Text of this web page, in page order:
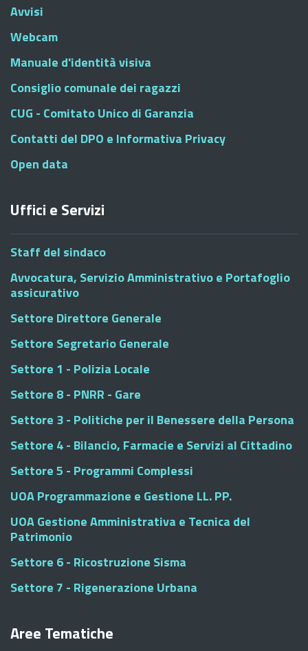
Avvisi
Webcam
Manuale d'identità visiva
Consiglio comunale dei ragazzi
CUG - Comitato Unico di Garanzia
Contatti del DPO e Informativa Privacy
Open data
Uffici e Servizi
Staff del sindaco
Avvocatura, Servizio Amministrativo e Portafoglio
assicurativo
Settore Direttore Generale
Settore Segretario Generale
Settore 1 - Polizia Locale
Settore 8 - PNRR - Gare
Settore 3 - Politiche per il Benessere della Persona
Settore 4 - Bilancio, Farmacie e Servizi al Cittadino
Settore 5 - Programmi Complessi
UOA Programmazione e Gestione LL. PP.
UOA Gestione Amministrativa e Tecnica del
Patrimonio
Settore 6 - Ricostruzione Sisma
Settore 7 - Rigenerazione Urbana
Aree Tematiche